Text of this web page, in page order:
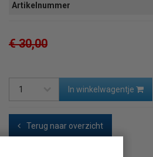
Artikelnummer
€ 30,00
In winkelwagentje
Terug naar overzicht